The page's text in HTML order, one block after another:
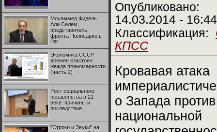
Мохаммед Фидель
Али Селем,
представитель
фронта Полисарио в
РФ
Экономика СССР
времен «застоя»:
жажда планомерности
(часть 2)
Рост социального
неравенства в 21
веке: причины и
последствия
"Строки и Звуки" на
Опубликовано:
14.03.2014 - 16:44
Классификация:
КПСС
Кровавая атака
о Запада против
национальной